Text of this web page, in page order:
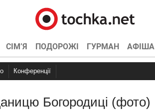
СІМ’Я ПОДОРОЖІ ГУРМАН АФІША
Конференції
Богородиці (фото)